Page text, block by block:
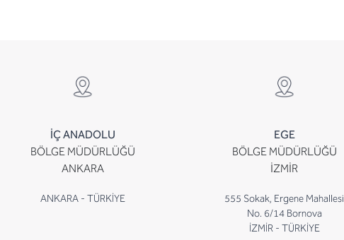
İÇ ANADOLU
BÖLGE MÜDÜRLÜĞÜ
ANKARA
ANKARA - TÜRKİYE
EGE
BÖLGE MÜDÜRLÜĞÜ
İZMİR
555 Sokak, Ergene Mahallesi
No. 6/14 Bornova
İZMİR - TÜRKİYE